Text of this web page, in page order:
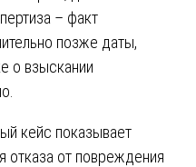
– факт
позже даты,
о взыскании
кейс показывает
отказа от повреждения